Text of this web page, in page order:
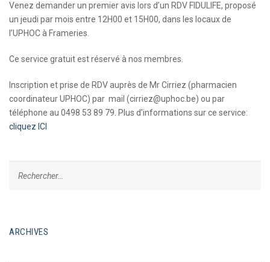
Venez demander un premier avis lors d’un RDV FIDULIFE, proposé
un jeudi par mois entre 12H00 et 15H00, dans les locaux de
l’UPHOC à Frameries.
Ce service gratuit est réservé à nos membres.
Inscription et prise de RDV auprès de Mr Cirriez (pharmacien
coordinateur UPHOC) par mail (cirriez@uphoc.be) ou par
téléphone au 0498 53 89 79. Plus d’informations sur ce service:
cliquez ICI
ARCHIVES